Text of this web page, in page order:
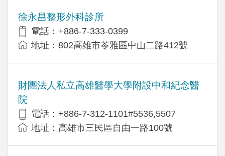
徐永昌整形外科診所
電話：+886-7-333-0399
地址：802高雄市苓雅區中山二路412號
財團法人私立高雄醫學大學附設中和紀念醫
院
電話：+886-7-312-1101#5536,5507
地址：高雄市三民區自由一路100號